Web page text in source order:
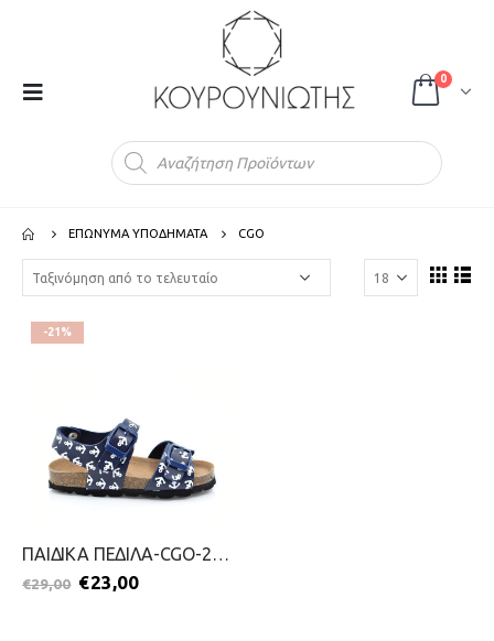
0
ΕΠΩΝΥΜΑ ΥΠΟΔΗΜΑΤΑ CGO
-21%
ΠΑΙΔΙΚΑ ΠΕΔΙΛΑ-CGO-2199-0384-ΜΠΛΕ
€29,00 €23,00